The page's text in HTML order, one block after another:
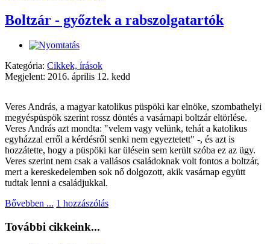
Boltzár - győztek a rabszolgatartók
Kategória: Cikkek, írások
Megjelent: 2016. április 12. kedd
Veres András, a magyar katolikus püspöki kar elnöke, szombathelyi
megyéspüspök szerint rossz döntés a vasárnapi boltzár eltörlése.
Veres András azt mondta: "velem vagy velünk, tehát a katolikus
egyházzal erről a kérdésről senki nem egyeztetett" -, és azt is
hozzátette, hogy a püspöki kar ülésein sem került szóba ez az ügy.
Veres szerint nem csak a vallásos családoknak volt fontos a boltzár,
mert a kereskedelemben sok nő dolgozott, akik vasárnap együtt
tudtak lenni a családjukkal.
Bővebben ... 1 hozzászólás
További cikkeink...